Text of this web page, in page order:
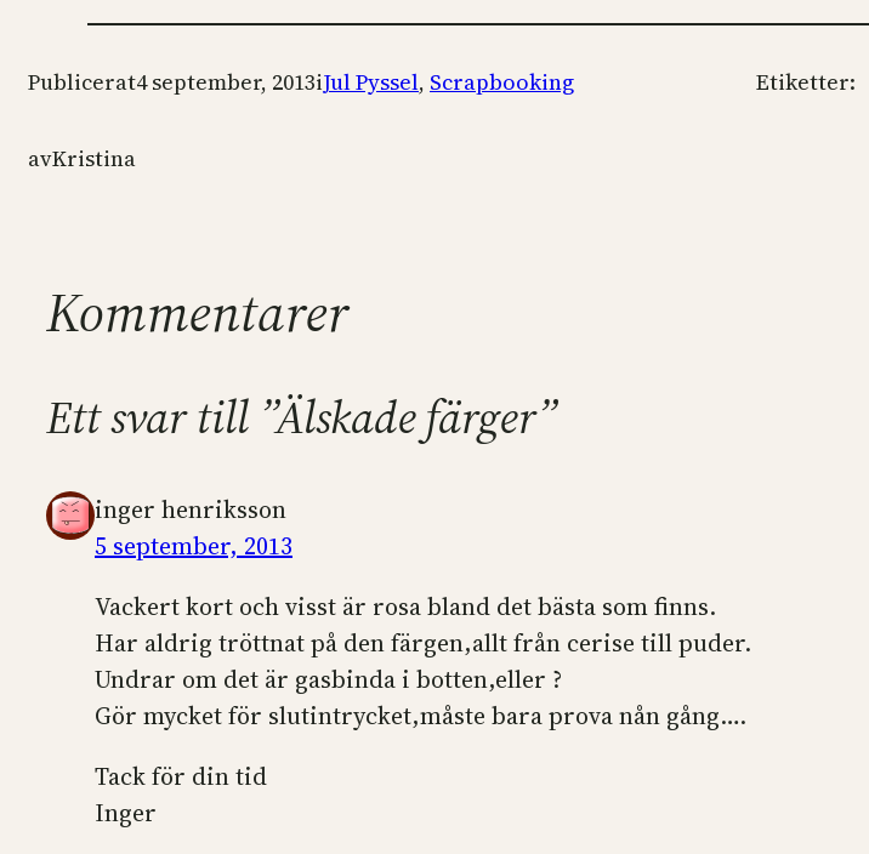
Publicerat4 september, 2013iJul Pyssel, Scrapbooking
avKristina
Etiketter:
Kommentarer
Ett svar till ”Älskade färger”
inger henriksson
5 september, 2013
Vackert kort och visst är rosa bland det bästa som finns.
Har aldrig tröttnat på den färgen,allt från cerise till puder.
Undrar om det är gasbinda i botten,eller ?
Gör mycket för slutintrycket,måste bara prova nån gång….
Tack för din tid
Inger